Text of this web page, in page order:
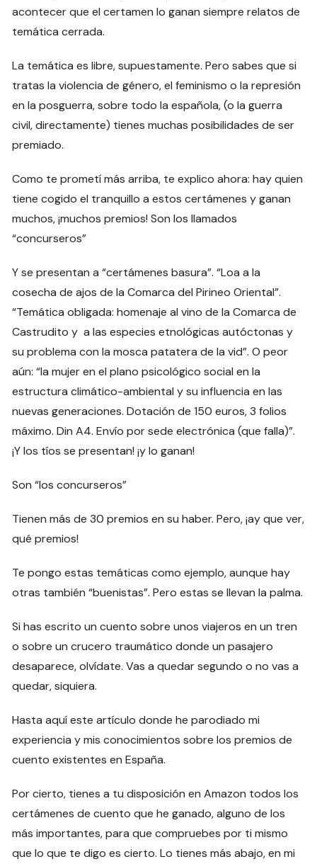
acontecer que el certamen lo ganan siempre relatos de
temática cerrada.
La temática es libre, supuestamente. Pero sabes que si
tratas la violencia de género, el feminismo o la represión
en la posguerra, sobre todo la española, (o la guerra
civil, directamente) tienes muchas posibilidades de ser
premiado.
Como te prometí más arriba, te explico ahora: hay quien
tiene cogido el tranquillo a estos certámenes y ganan
muchos, ¡muchos premios! Son los llamados
“concurseros”
Y se presentan a “certámenes basura”. “Loa a la
cosecha de ajos de la Comarca del Pirineo Oriental”.
“Temática obligada: homenaje al vino de la Comarca de
Castrudito y a las especies etnológicas autóctonas y
su problema con la mosca patatera de la vid”. O peor
aún: “la mujer en el plano psicológico social en la
estructura climático-ambiental y su influencia en las
nuevas generaciones. Dotación de 150 euros, 3 folios
máximo. Din A4. Envío por sede electrónica (que falla)”.
¡Y los tíos se presentan! ¡y lo ganan!
Son “los concurseros”
Tienen más de 30 premios en su haber. Pero, ¡ay que ver,
qué premios!
Te pongo estas temáticas como ejemplo, aunque hay
otras también “buenistas”. Pero estas se llevan la palma.
Si has escrito un cuento sobre unos viajeros en un tren
o sobre un crucero traumático donde un pasajero
desaparece, olvídate. Vas a quedar segundo o no vas a
quedar, siquiera.
Hasta aquí este artículo donde he parodiado mi
experiencia y mis conocimientos sobre los premios de
cuento existentes en España.
Por cierto, tienes a tu disposición en Amazon todos los
certámenes de cuento que he ganado, alguno de los
más importantes, para que compruebes por ti mismo
que lo que te digo es cierto. Lo tienes más abajo, en mi